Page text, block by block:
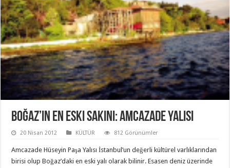
Boğaz’ın en eski sakini: Amcazade yalısı
20 Nisan 2012 KÜLTÜR 812 Görünümler
Amcazade Hüseyin Paşa Yalısı İstanbul’un değerli kültürel varlıklarından
birisi olup Boğaz’daki en eski yalı olarak bilinir. Esasen deniz üzerinde